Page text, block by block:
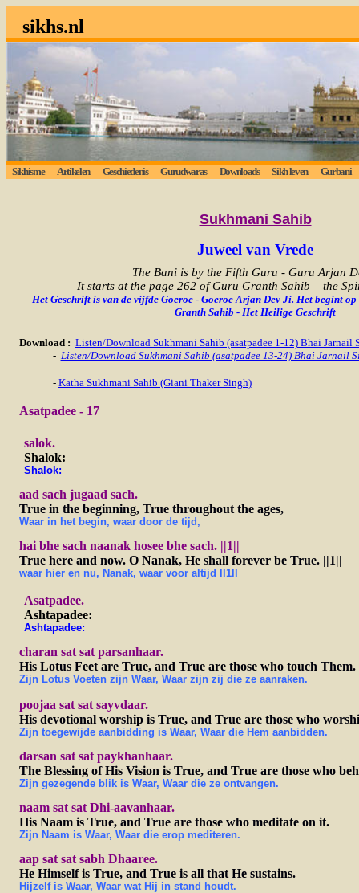
sikhs.nl
Sikhisme Artikelen Geschiedenis Gurudwaras Downloads Sikh leven Gurbani
Sukhmani Sahib
Juweel van Vrede
The Bani is by the Fifth Guru - Guru Arjan
It starts at the page 262 of Guru Granth Sahib – the
Het Geschrift is van de vijfde Goeroe - Goeroe Arjan Dev Ji. Het begint
Granth Sahib - Het Heilige Geschrift
Download: Listen/Download Sukhmani Sahib (asatpadee 1-12) Bhai Jarnail
- Listen/Download Sukhmani Sahib (asatpadee 13-24) Bhai Jarnail
- Katha Sukhmani Sahib (Giani Thaker Singh)
Asatpadee - 17
salok.
Shalok:
Shalok:
aad sach jugaad sach.
True in the beginning, True throughout the ages,
Waar in het begin, waar door de tijd,
hai bhe sach naanak hosee bhe sach. ||1||
True here and now. O Nanak, He shall forever be True. ||1||
waar hier en nu, Nanak, waar voor altijd ll1ll
Asatpadee.
Ashtapadee:
Ashtapadee:
charan sat sat parsanhaar.
His Lotus Feet are True, and True are those who touch Them.
Zijn Lotus Voeten zijn Waar, Waar zijn zij die ze aanraken.
poojaa sat sat sayvdaar.
His devotional worship is True, and True are those who
Zijn toegewijde aanbidding is Waar, Waar die Hem aanbidden.
darsan sat sat paykhanhaar.
The Blessing of His Vision is True, and True are those who
Zijn gezegende blik is Waar, Waar die ze ontvangen.
naam sat sat Dhi-aavanhaar.
His Naam is True, and True are those who meditate on it.
Zijn Naam is Waar, Waar die erop mediteren.
aap sat sat sabh Dhaaree.
He Himself is True, and True is all that He sustains.
Hijzelf is Waar, Waar wat Hij in stand houdt.